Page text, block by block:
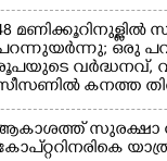
മണിക്കൂറിനുള്ളിൽ
ഒരു
വർദ്ധനവ്,
കനത്ത
സുരക്ഷാ